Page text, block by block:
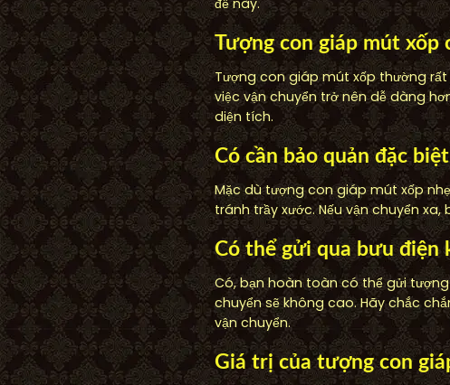
đề này.
Tượng con giáp mút xốp
Tượng con giáp mút xốp thường
việc vận chuyển trở nên dễ dàng
diện tích.
Có cần bảo quản đặc
Mặc dù tượng con giáp mút xốp
tránh trầy xước. Nếu vận chuyển
Có thể gửi qua bưu điện
Có, bạn hoàn toàn có thể gửi
chuyển sẽ không cao. Hãy chắc
vận chuyển.
Giá trị của tượng con